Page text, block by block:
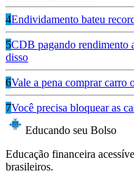
4Endividamento bateu
5CDB pagando rendimento
disso
6Vale a pena comprar carro
7Você precisa bloquear as
Educando seu Bolso
Educação financeira
brasileiros.